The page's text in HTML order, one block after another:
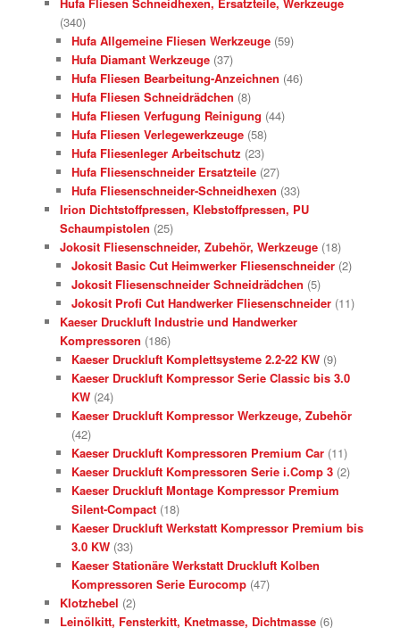
(340)
Hufa Allgemeine Fliesen Werkzeuge (59)
Hufa Diamant Werkzeuge (37)
Hufa Fliesen Bearbeitung-Anzeichnen (46)
Hufa Fliesen Schneidrädchen (8)
Hufa Fliesen Verfugung Reinigung (44)
Hufa Fliesen Verlegewerkzeuge (58)
Hufa Fliesenleger Arbeitschutz (23)
Hufa Fliesenschneider Ersatzteile (27)
Hufa Fliesenschneider-Schneidhexen (33)
Irion Dichtstoffpressen, Klebstoffpressen, PU
Schaumpistolen (25)
Jokosit Fliesenschneider, Zubehör, Werkzeuge (18)
Jokosit Basic Cut Heimwerker Fliesenschneider (2)
Jokosit Fliesenschneider Schneidrädchen (5)
Jokosit Profi Cut Handwerker Fliesenschneider (11)
Kaeser Druckluft Industrie und Handwerker
Kompressoren (186)
Kaeser Druckluft Komplettsysteme 2.2-22 KW (9)
Kaeser Druckluft Kompressor Serie Classic bis 3.0
KW (24)
Kaeser Druckluft Kompressor Werkzeuge, Zubehör
(42)
Kaeser Druckluft Kompressoren Premium Car (11)
Kaeser Druckluft Kompressoren Serie i.Comp 3 (2)
Kaeser Druckluft Montage Kompressor Premium
Silent-Compact (18)
Kaeser Druckluft Werkstatt Kompressor Premium bis
3.0 KW (33)
Kaeser Stationäre Werkstatt Druckluft Kolben
Kompressoren Serie Eurocomp (47)
Klotzhebel (2)
Leinölkitt, Fensterkitt, Knetmasse, Dichtmasse (6)